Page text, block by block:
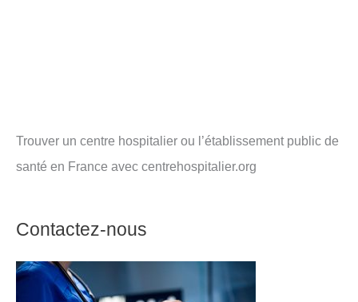
Trouver un centre hospitalier ou l’établissement public de
santé en France avec centrehospitalier.org
Contactez-nous